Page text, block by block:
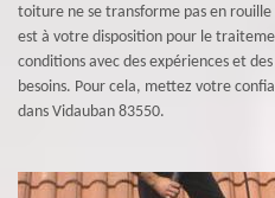
toiture ne se transforme pas en
est à votre disposition pour le
conditions avec des expériences et
besoins. Pour cela, mettez votre
dans Vidauban 83550.